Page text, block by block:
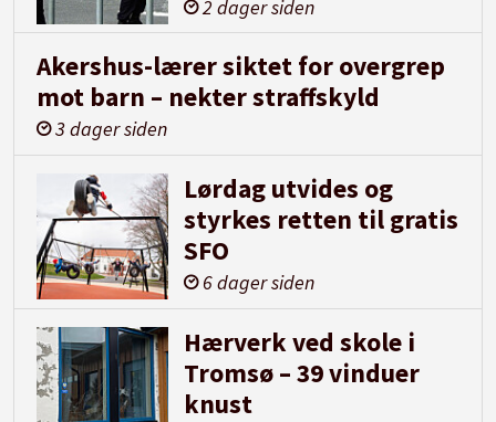
2 dager siden
Akershus-lærer siktet for overgrep
mot barn – nekter straffskyld
3 dager siden
Lørdag utvides og
styrkes retten til gratis
SFO
6 dager siden
Hærverk ved skole i
Tromsø – 39 vinduer
knust